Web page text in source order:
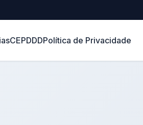
CEPDDDPolítica de Privacidade